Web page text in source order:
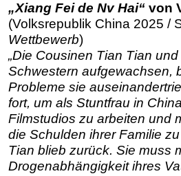
„Xiang Fei de Nv Hai“ von
(Volksrepublik China 2025 /
Wettbewerb)
„Die Cousinen Tian Tian
Schwestern aufgewachsen,
Probleme sie
fort, um als Stuntfrau in
Filmstudios zu arbeiten und
die Schulden ihrer Familie
Tian blieb zurück. Sie muss
Drogenabhängigkeit ihres